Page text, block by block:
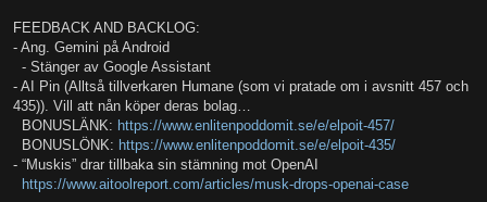
FEEDBACK AND BACKLOG:
- Ang. Gemini på Android
- Stänger av Google Assistant
- AI Pin (Alltså tillverkaren Humane (som vi pratade om i avsnitt 457 och
435)). Vill att nån köper deras bolag…
BONUSLÄNK: https://www.enlitenpoddomit.se/e/elpoit-457/
BONUSLÖNK: https://www.enlitenpoddomit.se/e/elpoit-435/
- “Muskis” drar tillbaka sin stämning mot OpenAI
https://www.aitoolreport.com/articles/musk-drops-openai-case